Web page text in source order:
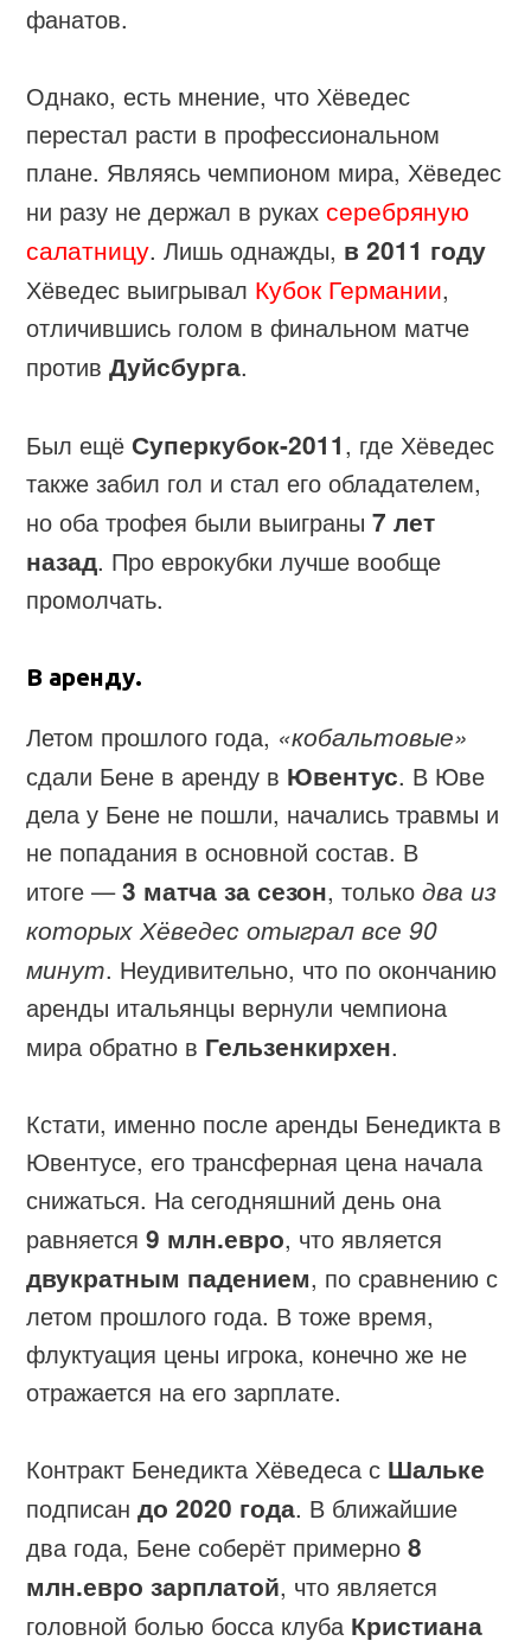
фанатов.
Однако, есть мнение, что Хёведес
перестал расти в профессиональном
плане. Являясь чемпионом мира, Хёведес
ни разу не держал в рукахсеребряную
салатницу. Лишь однажды, в 2011 году
Хёведес выигрывал Кубок Германии,
отличившись голом в финальном матче
противДуйсбурга.
Был ещё Суперкубок-2011, где Хёведес
также забил гол и стал его обладателем,
но оба трофея были выиграны 7 лет
назад. Про еврокубки лучше вообще
промолчать.
В аренду.
Летом прошлого года, «кобальтовые»
сдали Бене в аренду в Ювентус. В Юве
дела у Бене не пошли, начались травмы и
не попадания в основной состав. В
итоге —3 матча за сезон, только два из
которых Хёведес отыграл все 90
минут. Неудивительно, что по окончанию
аренды итальянцы вернули чемпиона
мира обратно в Гельзенкирхен.
Кстати, именно после аренды Бенедикта в
Ювентусе, его трансферная цена начала
снижаться. На сегодняшний день она
равняется9 млн.евро, что является
двукратным падением, по сравнению с
летом прошлого года. В тоже время,
флуктуация цены игрока, конечно же не
отражается на его зарплате.
Контракт Бенедикта Хёведеса с Шальке
подписандо 2020 года. В ближайшие
два года, Бене соберёт примерно 8
млн.евро зарплатой, что является
головной болью босса клуба Кристиана